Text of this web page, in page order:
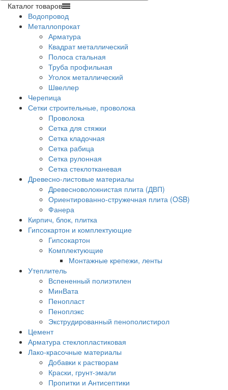
Каталог товаров
Водопровод
Металлопрокат
Арматура
Квадрат металлический
Полоса стальная
Труба профильная
Уголок металлический
Швеллер
Черепица
Сетки строительные, проволока
Проволока
Сетка для стяжки
Сетка кладочная
Сетка рабица
Сетка рулонная
Сетка стеклотканевая
Древесно-листовые материалы
Древесноволокнистая плита (ДВП)
Ориентированно-стружечная плита (OSB)
Фанера
Кирпич, блок, плитка
Гипсокартон и комплектующие
Гипсокартон
Комплектующие
Монтажные крепежи, ленты
Утеплитель
Вспененный полиэтилен
МинВата
Пенопласт
Пеноплэкс
Экструдированный пенополистирол
Цемент
Арматура стеклопластиковая
Лако-красочные материалы
Добавки к растворам
Краски, грунт-эмали
Пропитки и Антисептики